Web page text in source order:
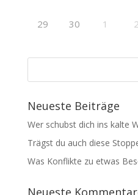
29 30 1 2
Neueste Beiträge
Wer schubst dich ins kalte
Trägst du auch diese
Was Konflikte zu etwas
Neueste